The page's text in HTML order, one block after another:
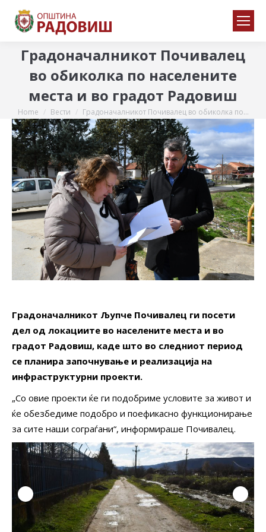
Градоначалникот Почивалец
во обиколка по населените
места и во градот Радовиш
You are here:
Home Вести Градоначалникот Почивалец во обиколка по…
Градоначалникот Љупче Почивалец ги посети
дел од локациите во населените места и во
градот Радовиш, каде што во следниот период
се планира започнување и реализација на
инфраструктурни проекти.
„Со овие проекти ќе ги подобриме условите за живот и
ќе обезбедиме подобро и поефикасно функционирање
за сите наши сограѓани“, информираше Почивалец.